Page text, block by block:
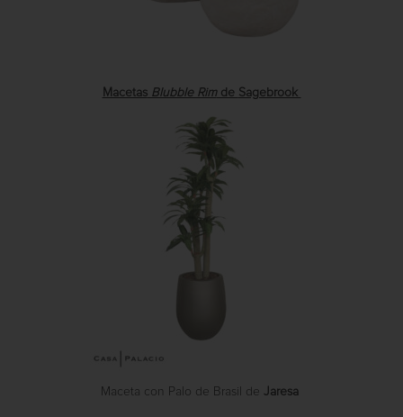
MacetasBlubble Rimde Sagebrook
Maceta con Palo de Brasil de Jaresa